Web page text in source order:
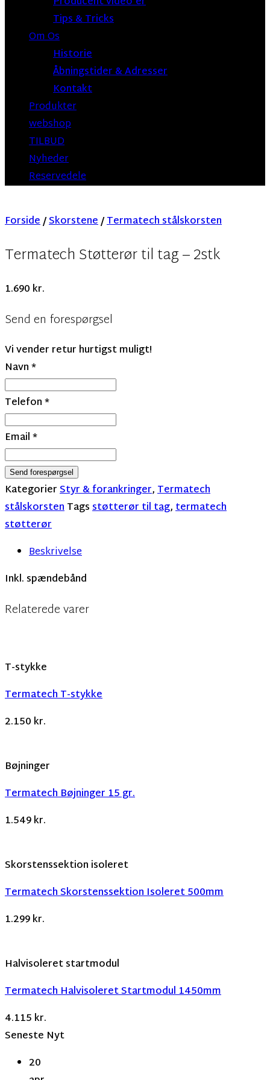
Tips & Tricks
Om Os
Historie
Åbningstider & Adresser
Kontakt
Produkter
webshop
TILBUD
Nyheder
Reservedele
Forside/Skorstene/Termatech stålskorsten
Termatech Støtterør til tag – 2stk
1.690 kr.
Send en forespørgsel
Vi vender retur hurtigst muligt!
Navn*
Telefon*
Email*
Send forespørgsel
KategorierStyr & forankringer,Termatech
stålskorstenTagsstøtterør til tag,termatech
støtterør
Beskrivelse
Inkl. spændebånd
Relaterede varer
T-stykke
Termatech T-stykke
2.150 kr.
Bøjninger
Termatech Bøjninger 15 gr.
1.549kr.
Skorstenssektion isoleret
Termatech Skorstenssektion Isoleret 500mm
1.299kr.
Halvisoleret startmodul
Termatech Halvisoleret Startmodul 1450mm
4.115 kr.
Seneste Nyt
20